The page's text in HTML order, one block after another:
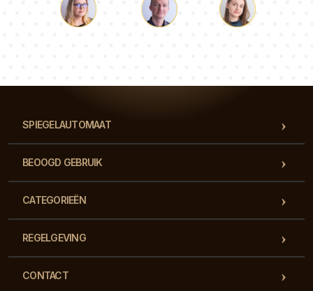
SPIEGELAUTOMAAT
BEOOGD GEBRUIK
CATEGORIEËN
REGELGEVING
CONTACT